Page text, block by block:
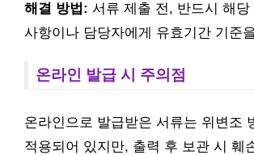
해결 방법: 서류 제출 전, 반드시 해당
사항이나 담당자에게 유효기간 기준
온라인 발급 시 주의점
온라인으로 발급받은 서류는 위변조
적용되어 있지만, 출력 후 보관 시 훼